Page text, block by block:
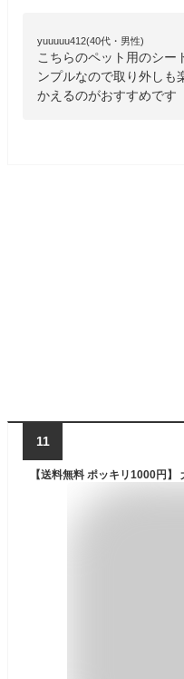
yuuuuu412(40代・男性)
こちらのペット用のシー
ンプルなので取り外しも
かえるのがおすすめです
11